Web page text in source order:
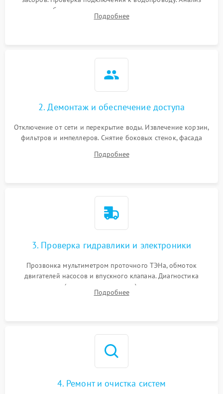
жалоб на отсутствие слива, нагрева, вращения
разбрызгивателей или срабатывание системы защиты
Подробнее
2. Демонтаж и обеспечение доступа
Отключение от сети и перекрытие воды. Извлечение корзин,
фильтров и импеллеров. Снятие боковых стенок, фасада
циркуляционному насосу, ТЭНу и сливной помпе.
Подробнее
3. Проверка гидравлики и электроники
Прозвонка мультиметром проточного ТЭНа, обмоток
двигателей насосов и впускного клапана. Диагностика
прессостата (датчика уровня воды), датчика мутности,
концевика дверцы и электронного модуля управления.
Подробнее
4. Ремонт и очистка систем